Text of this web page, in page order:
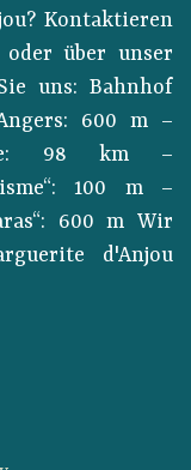
Kontaktieren
über unser
uns: Bahnhof
600 m –
98 km –
100 m –
600 m Wir
d'Anjou